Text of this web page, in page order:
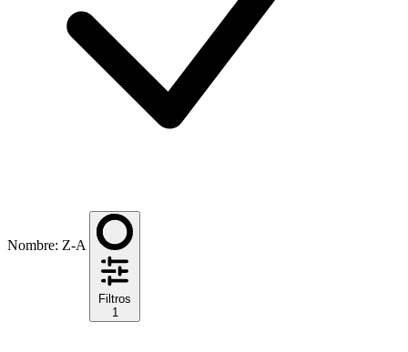
Nombre: Z-A
Filtros
1